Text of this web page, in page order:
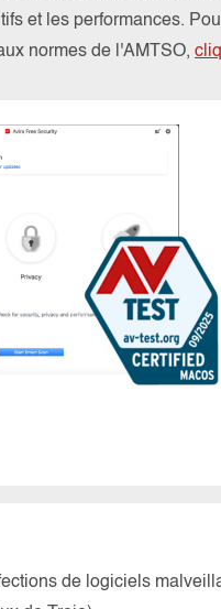
et les performances.
normes de l'AMTSO,
de logiciels